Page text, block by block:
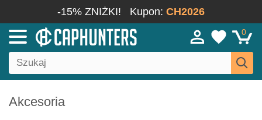
-15% ZNIŻKI! Kupon: CH2026
0
Akcesoria